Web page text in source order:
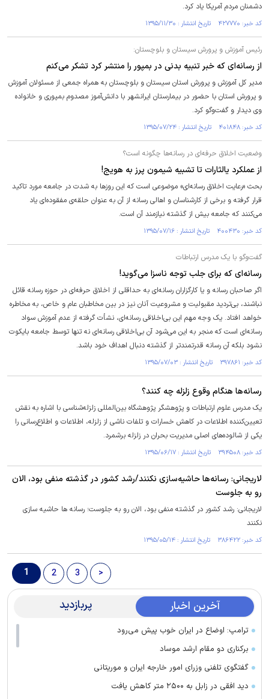
دشمنان مردم آمریکا یاد کرد.
کد خبر: ۴۲۷۷۷۰ تاریخ انتشار : ۱۳۹۵/۱۱/۳۰
رئیس آموزش و پرورش سیستان و بلوچستان:
از رسانه‌ای که خبر تنبیه بدنی در بمپور را منتشر کرد تشکر می‌کنم
مدیر کل آموزش و پرورش استان سیستان و بلوچستان به همراه جمعی از مسئولان آموزش
و پرورش استان با حضور در بیمارستان ایرانشهر با دانش‌آموز مصدوم بمپوری و خانواده
وی دیدار و گفت‌وگو کرد.
کد خبر: ۴۰۱۸۴۸ تاریخ انتشار : ۱۳۹۵/۰۷/۲۴
وضعیت اخلاق حرفه‌ای در رسانه‌ها چگونه است؟
از عملکرد یالثارات تا تشبیه شیمون پرز به هویج!
بحث «رعایت اخلاق رسانه‌ای» موضوعی است که این روزها به شدت در جامعه مورد تاکید
قرار گرفته و برخی از کارشناسان و اهالی رسانه از آن به عنوان حلقه‌ی مفقوده‌ای یاد
می‌کنند که جامعه بیش از گذشته نیازمند آن است.
کد خبر: ۴۰۰۴۳۰ تاریخ انتشار : ۱۳۹۵/۰۷/۱۶
گفت‌وگو با یک مدرس ارتباطات
رسانه‌ای که برای جلب توجه ناسزا می‌گوید!
اگر صاحبان رسانه و یا کارگزاران رسانه‌ای به حداقلی از اخلاق حرفه‌ای در حوزه رسانه‌ قائل
نباشند، بی‌تردید مقبولیت و مشروعیت آنان نیز در بین مخاطبان عام و خاص، به مخاطره
خواهد افتاد. یک وجه مهم این بی‌اخلاقی رسانه‌ای، نشأت گرفته از عدم آموزش سواد
رسانه‌ای است که منجر به این می‌شود آن بی‌اخلاقی رسانه‌ای نه تنها توسط جامعه بایکوت
نشود بلکه آن رسانه قدرتمندتر از گذشته دنبال اهداف خود باشد.
کد خبر: ۳۹۷۸۶۱ تاریخ انتشار : ۱۳۹۵/۰۷/۰۳
رسانه‌ها هنگام وقوع زلزله چه کنند؟
یک مدرس علوم ارتباطات و پژوهشگر پژوهشگاه بین‌المللی زلزله‌شناسی با اشاره به نقش
تعیین‌کننده اطلاعات در کاهش خسارات و تلفات ناشی از زلزله، اطلاعات و اطلاع‌رسانی را
یکی از شالوده‌های اصلی مدیریت بحران در زلزله برشمرد.
کد خبر: ۳۹۴۵۰۸ تاریخ انتشار : ۱۳۹۵/۰۶/۱۷
لاریجانی: رسانه‌ها حاشیه‌سازی نکنند/رشد کشور در گذشته منفی بود، الان
رو به جلوست
لاریجانی: رشد کشور در گذشته منفی بود، الان رو به جلوست؛ رسانه ها حاشیه سازی
نکنند
کد خبر: ۳۸۶۴۲۲ تاریخ انتشار : ۱۳۹۵/۰۵/۱۴
1 2 3 >
آخرین اخبار پربازدید
ترامپ: اوضاع در ایران خوب پیش می‌رود
برکناری دو مقام ارشد موساد
گفتگوی تلفنی وزرای امور خارجه ایران و موریتانی
دید افقی در زابل به ۲۵۰۰ متر کاهش یافت